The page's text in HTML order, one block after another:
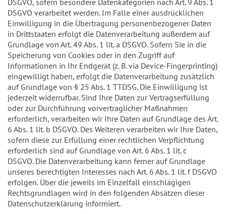
DSGVO verarbeitet werden. Im Falle einer ausdrücklichen
Einwilligung in die Übertragung personenbezogener Daten
in Drittstaaten erfolgt die Datenverarbeitung außerdem auf
Grundlage von Art. 49 Abs. 1 lit. a DSGVO. Sofern Sie in die
Speicherung von Cookies oder in den Zugriff auf
Informationen in Ihr Endgerät (z. B. via Device-Fingerprinting)
eingewilligt haben, erfolgt die Datenverarbeitung zusätzlich
auf Grundlage von § 25 Abs. 1 TTDSG. Die Einwilligung ist
jederzeit widerrufbar. Sind Ihre Daten zur Vertragserfüllung
oder zur Durchführung vorvertraglicher Maßnahmen
erforderlich, verarbeiten wir Ihre Daten auf Grundlage des Art.
6 Abs. 1 lit. b DSGVO. Des Weiteren verarbeiten wir Ihre Daten,
sofern diese zur Erfüllung einer rechtlichen Verpflichtung
erforderlich sind auf Grundlage von Art. 6 Abs. 1 lit. c
DSGVO. Die Datenverarbeitung kann ferner auf Grundlage
unseres berechtigten Interesses nach Art. 6 Abs. 1 lit. f DSGVO
erfolgen. Über die jeweils im Einzelfall einschlägigen
Rechtsgrundlagen wird in den folgenden Absätzen dieser
Datenschutzerklärung informiert.